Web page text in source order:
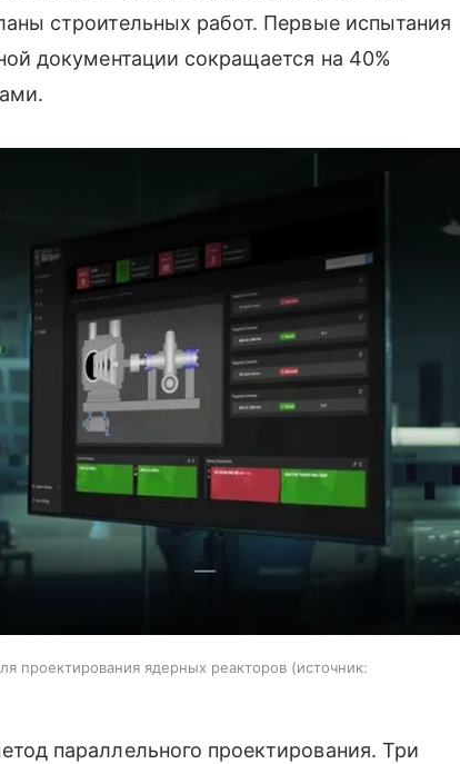
строительных работ. Первые испытания
документации сокращается на 40%
проектирования ядерных реакторов
источник:
параллельного проектирования. Три